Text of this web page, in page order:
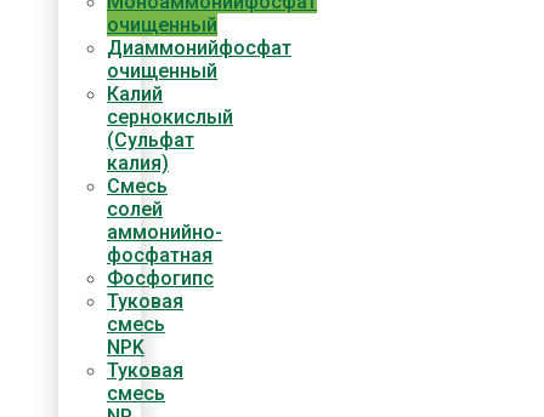
очищенный
Диаммонийфосфат​
очищенный
Калий
сернокислый
(Сульфат
калия)
Смесь
солей
аммонийно-
фосфатная
Фосфогипс
Туковая
смесь
NPK
Туковая
смесь